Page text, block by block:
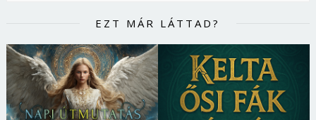
EZT MÁR LÁTTAD?